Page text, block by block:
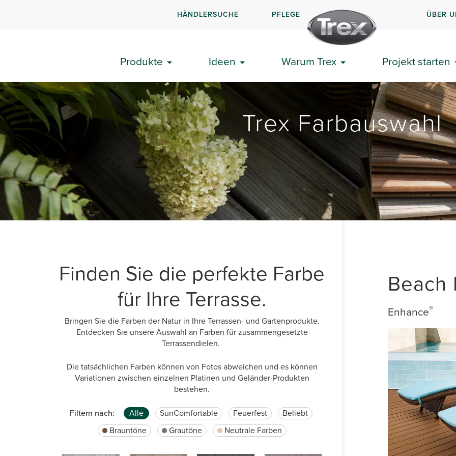
HÄNDLERSUCHE PFLEGE ÜBER
Produkte Ideen Warum Trex Projekt starten
Trex Farbauswahl
Finden Sie die perfekte Farbe
für Ihre Terrasse.
Bringen Sie die Farben der Natur in Ihre Terrassen- und Gartenprodukte.
Entdecken Sie unsere Auswahl an Farben für zusammengesetzte
Terrassendielen.
Die tatsächlichen Farben können von Fotos abweichen und es können
Variationen zwischen einzelnen Platinen und Geländer-Produkten
bestehen.
Filtern nach: Alle SunComfortable Feuerfest
Beliebt
Brauntöne
Grautöne Neutrale Farben
Beach
Enhance®